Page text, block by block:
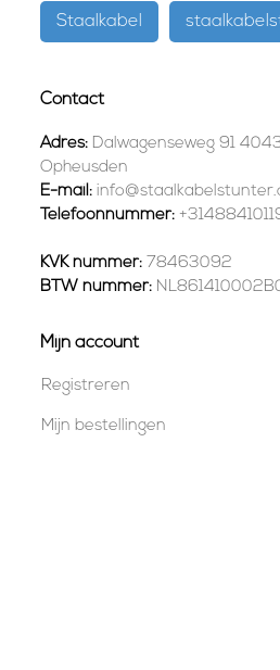
Staalkabel
Contact
Adres: Dalwagenseweg 91
Opheusden
E-mail:
Telefoonnummer:
KVK nummer: 78463092
BTW nummer:
Mijn account
Registreren
Mijn bestellingen